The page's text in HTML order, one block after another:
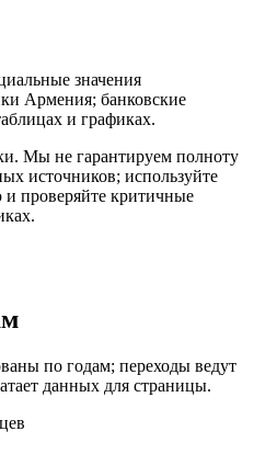
значения
Армения; банковские
и графиках.
Мы не гарантируем полноту
источников; используйте
и проверяйте критичные
по годам; переходы ведут
данных для страницы.